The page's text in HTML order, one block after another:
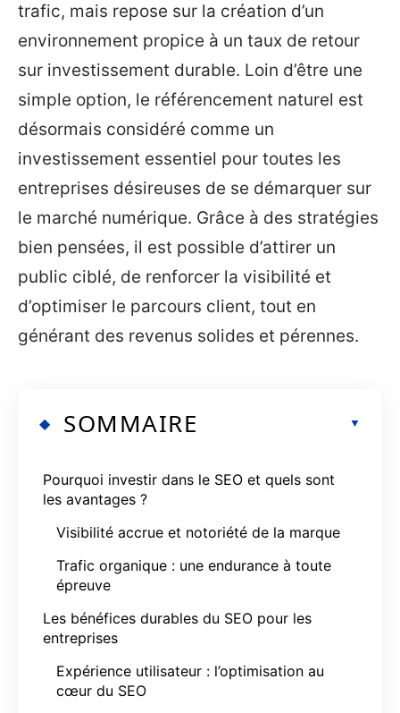
trafic, mais repose sur la création d’un
environnement propice à un taux de retour
sur investissement durable. Loin d’être une
simple option, le référencement naturel est
désormais considéré comme un
investissement essentiel pour toutes les
entreprises désireuses de se démarquer sur
le marché numérique. Grâce à des stratégies
bien pensées, il est possible d’attirer un
public ciblé, de renforcer la visibilité et
d’optimiser le parcours client, tout en
générant des revenus solides et pérennes.
SOMMAIRE
Pourquoi investir dans le SEO et quels sont
les avantages ?
Visibilité accrue et notoriété de la marque
Trafic organique : une endurance à toute
épreuve
Les bénéfices durables du SEO pour les
entreprises
Expérience utilisateur : l’optimisation au
cœur du SEO